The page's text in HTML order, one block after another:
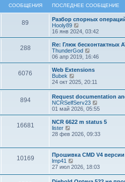
СООБЩЕНИЯ ПОСЛЕДНЕЕ СООБЩЕНИЕ
89
Разбор спорных
Hooly89
е
р
е
й
т
п
о
с
л
е
д
н
е
м
с
щ
е
н
и
16 янв 2024, 03:42
288
Re: Глюк бесконтактных
ThunderGod
е
р
е
т
к
п
о
с
л
е
н
м
у
о
б
06 апр 2019, 16:46
6076
Web Extensions
Bubek
е
е
й
т
и
к
п
с
е
д
е
у
24 окт 2025, 20:11
894
Request documentation
NCRSelfServ23
е
р
е
т
п
о
л
е
01 май 2026, 05:55
16681
NCR 6622 m status 5
lister
е
т
и
к
п
28 фев 2026, 09:33
10169
Прошивка CMD V4 версии
lmp41
е
е
27 июл 2026, 18:03